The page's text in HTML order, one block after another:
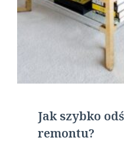
Jak szybko
remontu?